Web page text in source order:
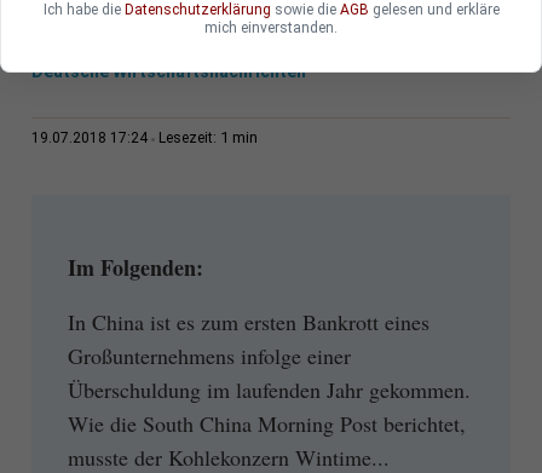
Deutsche Wirtschaftsnachrichten
19.07.2018 17:24 Lesezeit: 1 min
Im Folgenden:
In China ist es zum ersten Bankrott eines
Großunternehmens infolge einer
Überschuldung im laufenden Jahr gekommen.
Wie die South China Morning Post berichtet,
musste der Kohlekonzern Wintime...
Ich habe die Datenschutzerklärung sowie die AGB gelesen und erkläre
mich einverstanden.